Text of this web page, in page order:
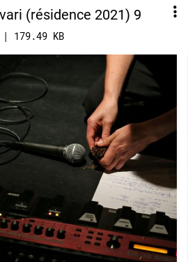
(résidence 2021) 9
| 179.49 KB